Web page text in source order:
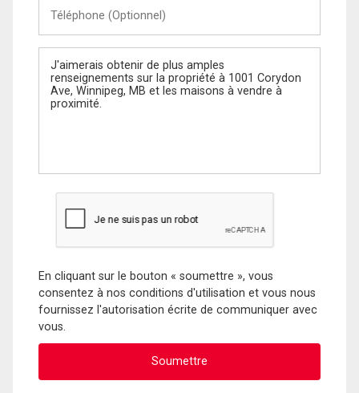
(Optionnel)
Message
En cliquant sur le bouton « soumettre », vous
consentez à nos conditions d'utilisation et vous nous
fournissez l'autorisation écrite de communiquer avec
vous.